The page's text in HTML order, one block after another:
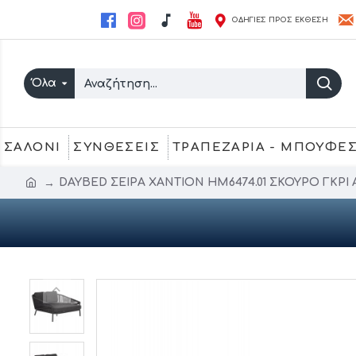
ΟΔΗΓΙΕΣ ΠΡΟΣ ΕΚΘΕΣΗ
Όλα
ΣΑΛΟΝΙ ΣΥΝΘΕΣΕΙΣ ΤΡΑΠΕΖΑΡΙΑ -
DAYBED ΣΕΙΡΑ XANTION ΗM6474.01 ΣΚΟΥΡΟ